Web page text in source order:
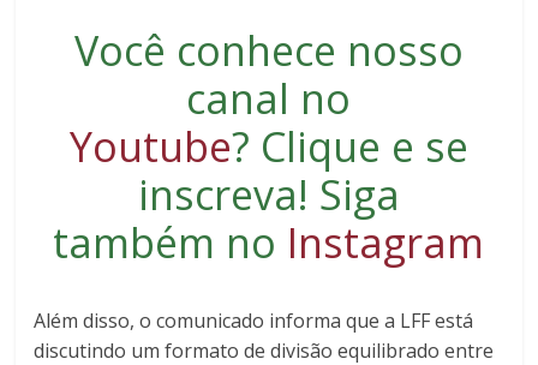
Você conhece nosso
canal no
Youtube? Clique e se
inscreva! Siga
também no Instagram
Além disso, o comunicado informa que a LFF está
discutindo um formato de divisão equilibrado entre